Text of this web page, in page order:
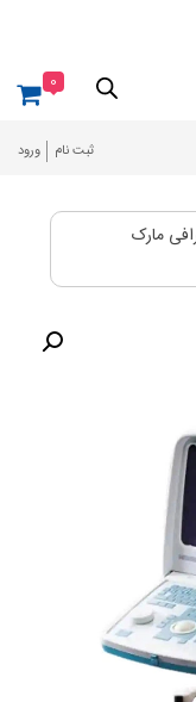
ثبت نام ورود
0
مارک